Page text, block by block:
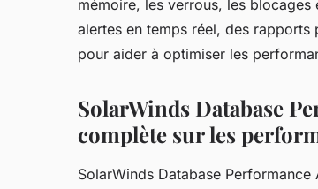
mémoire, les verrous, les
alertes en temps réel, des
pour aider à optimiser les
SolarWinds Database
complète sur les
SolarWinds Database